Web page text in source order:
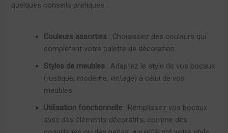
quelques conseils pratiques :
Couleurs assorties : Choisissez des couleurs qui
complètent votre palette de décoration.
Styles de meubles : Adaptez le style de vos bocaux
(rustique, moderne, vintage) à celui de vos
meubles.
Utilisation fonctionnelle : Remplissez vos bocaux
avec des éléments décoratifs, comme des